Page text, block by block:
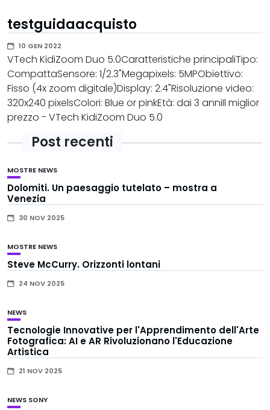
testguidaacquisto
10 GEN 2022
VTech KidiZoom Duo 5.0Caratteristiche principaliTipo:
CompattaSensore: 1/2.3"Megapixels: 5MPObiettivo:
Fisso (4x zoom digitale)Display: 2.4"Risoluzione video:
320x240 pixelsColori: Blue or pinkEtà: dai 3 anniIl miglior
prezzo - VTech KidiZoom Duo 5.0
Post recenti
MOSTRE NEWS
Dolomiti. Un paesaggio tutelato – mostra a
Venezia
30 NOV 2025
MOSTRE NEWS
Steve McCurry. Orizzonti lontani
24 NOV 2025
NEWS
Tecnologie Innovative per l'Apprendimento dell'Arte
Fotografica: AI e AR Rivoluzionano l'Educazione
Artistica
21 NOV 2025
NEWS SONY